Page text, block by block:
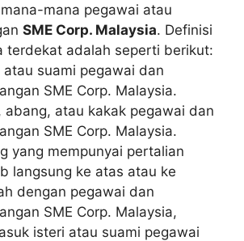
mana pegawai atau
SME Corp. Malaysia. Definisi
terdekat adalah seperti berikut:
atau suami pegawai dan
SME Corp. Malaysia.
abang, atau kakak pegawai dan
SME Corp. Malaysia.
yang mempunyai pertalian
langsung ke atas atau ke
dengan pegawai dan
SME Corp. Malaysia,
isteri atau suami pegawai